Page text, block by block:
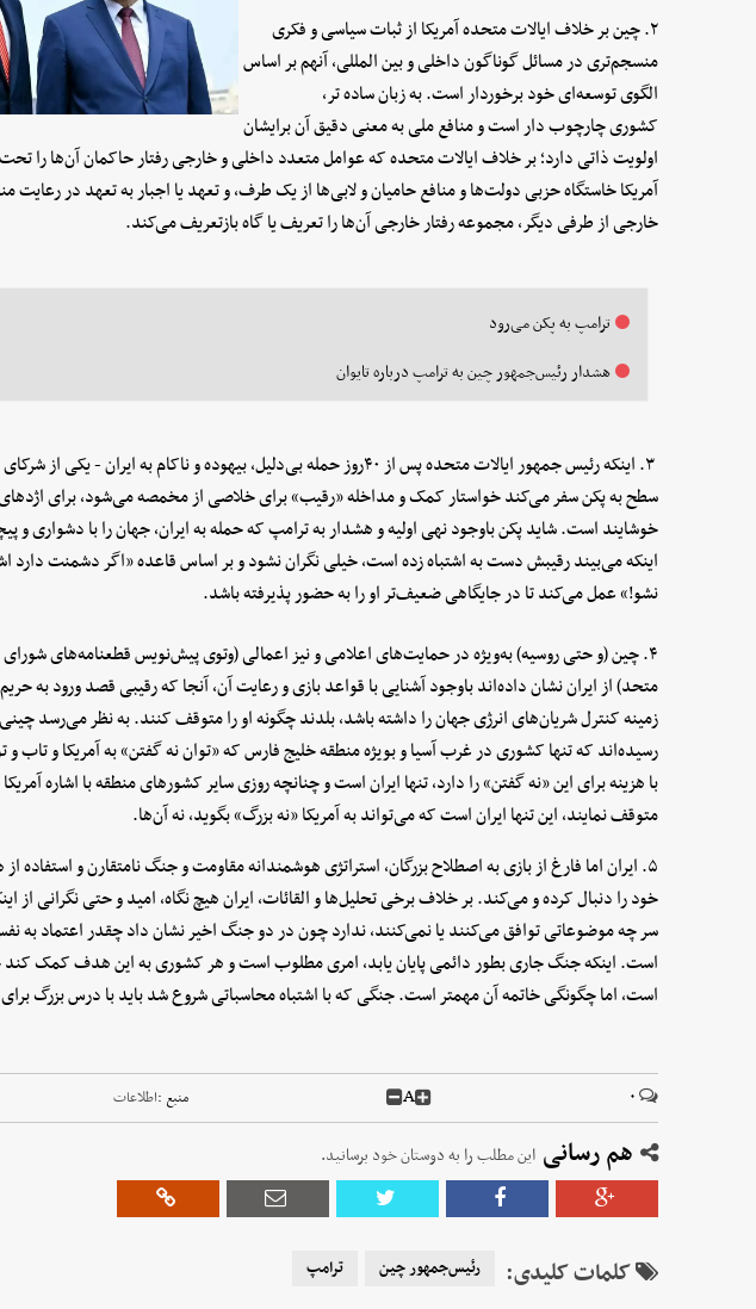
۲. چین بر خلاف ایالات متحده آمریکا از ثبات سیاسی و فکری
منسجم‌تری در مسائل گوناگون داخلی و بین المللی، آنهم بر اساس
الگوی توسعه‌ای خود برخوردار است. به زبان ساده تر،
کشوری چارچوب دار است و منافع ملی به معنی دقیق آن برایشان
اولویت ذاتی دارد؛ بر خلاف ایالات متحده که عوامل متعدد داخلی و خارجی رفتار حاکمان آن‌ها را
آمریکا خاستگاه حزبی دولت‌ها و منافع حامیان و لابی‌ها از یک طرف، و تعهد یا اجبار به تعهد در رعایت
خارجی از طرفی دیگر، مجموعه رفتار خارجی آن‌ها را تعریف یا گاه بازتعریف می‌کند.
ترامپ به پکن می‌رود
هشدار رئیس‌جمهور چین به ترامپ درباره تایوان
۳. اینکه رئیس جمهور ایالات متحده پس از ۴۰روز حمله بی‌دلیل، بیهوده و ناکام به
سطح به پکن سفر می‌کند خواستار کمک و مداخله «رقیب» برای خلاصی از مخمصه می‌شود، برای اژدهای
خوشایند است. شاید پکن باوجود نهی اولیه و هشدار به ترامپ که حمله به ایران، جهان را با دشواری و
اینکه می‌بیند رقیبش دست به اشتباه زده است، خیلی نگران نشود و بر اساس قاعده «اگر دشمنت دارد
نشو!» عمل می‌کند تا در جایگاهی ضعیف‌تر او را به حضور پذیرفته باشد.
۴. چین (و حتی روسیه) به‌ویژه در حمایت‌های اعلامی و نیز اعمالی (وتوی پیش‌نویس قطعنامه‌های
متحد) از ایران نشان داده‌اند باوجود آشنایی با قواعد بازی و رعایت آن، آنجا که رقیبی قصد ورود به
زمینه کنترل شریان‌های انرژی جهان را داشته باشد، بلدند چگونه او را متوقف کنند. به نظر می‌رسد
رسیده‌اند که تنها کشوری در غرب آسیا و بویژه منطقه خلیج فارس که «توان نه گفتن» به آمریکا و تاب و
با هزینه برای این «نه گفتن» را دارد، تنها ایران است و چنانچه روزی سایر کشورهای منطقه با اشاره
متوقف نمایند، این تنها ایران است که می‌تواند به آمریکا «نه بزرگ» بگوید، نه آن‌ها.
۵. ایران اما فارغ از بازی به اصطلاح بزرگان، استراتژی هوشمندانه مقاومت و جنگ نامتقارن و استفاده
خود را دنبال کرده و می‌کند. بر خلاف برخی تحلیل‌ها و القائات، ایران هیچ نگاه، امید و حتی نگرانی از
سر چه موضوعاتی توافق می‌کنند یا نمی‌کنند، ندارد چون در دو جنگ اخیر نشان داد چقدر اعتماد به
است. اینکه جنگ جاری بطور دائمی پایان یابد، امری مطلوب است و هر کشوری به این هدف کمک کند
است، اما چگونگی خاتمه آن مهمتر است. جنگی که با اشتباه محاسباتی شروع شد باید با درس بزرگ
۰ A منبع :اطلاعات
هم رسانی این مطلب را به دوستان خود برسانید.
کلمات کلیدی: رئیس‌جمهور چین ترامپ